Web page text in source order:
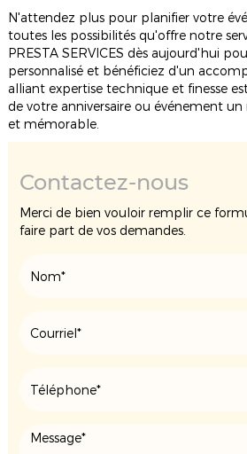
N'attendez plus pour planifier votre
toutes les possibilités qu'offre notre
PRESTA SERVICES dès aujourd'hui
personnalisé et bénéficiez d'un
alliant expertise technique et finesse
de votre anniversaire ou événement
et mémorable.
Contactez-nous
Merci de bien vouloir remplir ce
faire part de vos demandes.